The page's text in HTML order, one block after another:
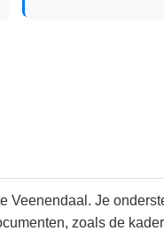
Veenendaal. Je
zoals de